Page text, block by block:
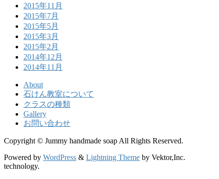
2015年11月
2015年7月
2015年5月
2015年3月
2015年2月
2014年12月
2014年11月
About
石けん教室について
クラスの種類
Gallery
お問い合わせ
Copyright © Jummy handmade soap All Rights Reserved.
Powered by WordPress & Lightning Theme by Vektor,Inc.
technology.